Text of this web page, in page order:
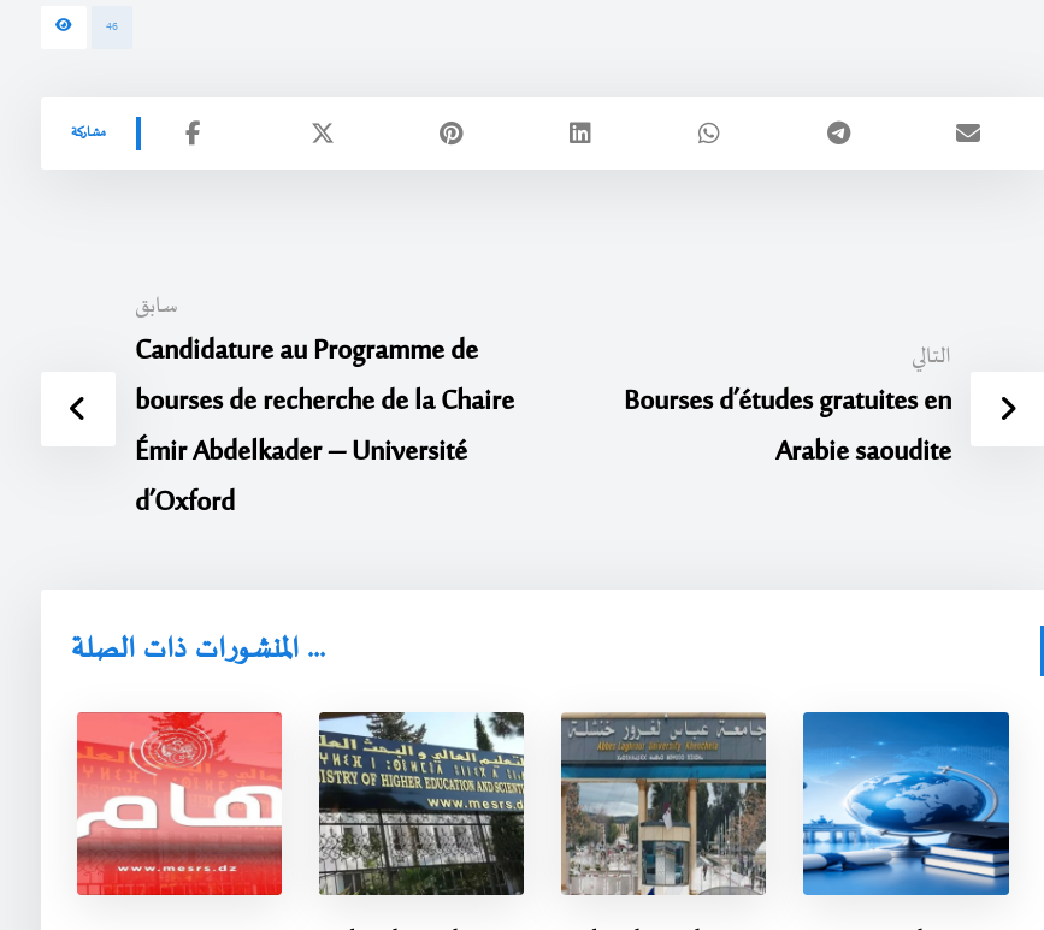
46
سابق
Candidature au Programme de
bourses de recherche de la Chaire
Émir Abdelkader – Université
d’Oxford
التالي
Bourses d’études gratuites en
Arabie saoudite
المنشورات ذات الصلة ...